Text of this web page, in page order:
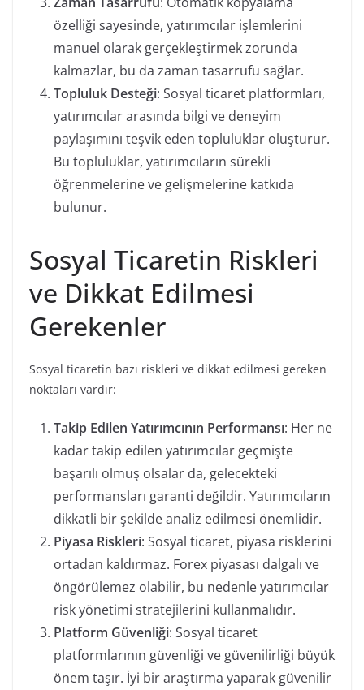
özelliği sayesinde, yatırımcılar işlemlerini
manuel olarak gerçekleştirmek zorunda
kalmazlar, bu da zaman tasarrufu sağlar.
Topluluk Desteği: Sosyal ticaret platformları,
yatırımcılar arasında bilgi ve deneyim
paylaşımını teşvik eden topluluklar oluşturur.
Bu topluluklar, yatırımcıların sürekli
öğrenmelerine ve gelişmelerine katkıda
bulunur.
Sosyal Ticaretin Riskleri
ve Dikkat Edilmesi
Gerekenler
Sosyal ticaretin bazı riskleri ve dikkat edilmesi gereken
noktaları vardır:
Takip Edilen Yatırımcının Performansı: Her ne
kadar takip edilen yatırımcılar geçmişte
başarılı olmuş olsalar da, gelecekteki
performansları garanti değildir. Yatırımcıların
dikkatli bir şekilde analiz edilmesi önemlidir.
Piyasa Riskleri: Sosyal ticaret, piyasa risklerini
ortadan kaldırmaz. Forex piyasası dalgalı ve
öngörülemez olabilir, bu nedenle yatırımcılar
risk yönetimi stratejilerini kullanmalıdır.
Platform Güvenliği: Sosyal ticaret
platformlarının güvenliği ve güvenilirliği büyük
önem taşır. İyi bir araştırma yaparak güvenilir